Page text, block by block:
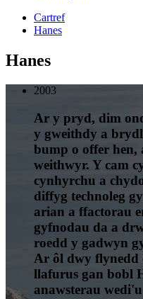
Cartref
Hanes
Hanes
2003
Ar y pryd, dim
y gweithdy a
bump o offer hen,
weithwyr. Y cam
cynhyrchu a
diffyg technoleg
arian a ffactorau
gyfnodau da a
roedd y gadwyn
Ar ôl dwy flynedd
llafurus gan bobl
anawsterau